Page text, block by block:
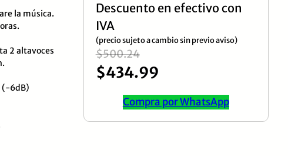
la música.
2 altavoces
(-6dB)
Descuento en efectivo con
IVA
(precio sujeto a cambio sin previo aviso)
$500.24
El
precio
original
era:
$434.99
El
precio
actual
es:
Compra por WhatsApp